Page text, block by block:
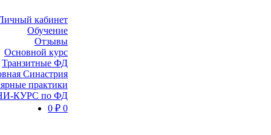
кабинет
Обучение
Отзывы
Основной курс
Транзитные ФД
Синастрия
практики
КУРС по ФД
0 ₽ 0